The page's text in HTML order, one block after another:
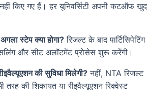
किए गए हैं। हर यूनिवर्सिटी अपनी कटऑफ खुद
स्टेप क्या होगा? रिजल्ट के बाद पार्टिसिपेटिंग
और सीट अलॉटमेंट प्रोसेस शुरू करेंगी।
की सुविधा मिलेगी? नहीं, NTA रिजल्ट
तरह की शिकायत या रीइवैल्यूएशन रिक्वेस्ट